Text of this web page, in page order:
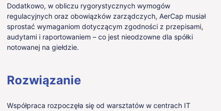
Dodatkowo, w obliczu rygorystycznych wymogów
regulacyjnych oraz obowiązków zarządczych, AerCap musiał
sprostać wymaganiom dotyczącym zgodności z przepisami,
audytami i raportowaniem – co jest nieodzowne dla spółki
notowanej na giełdzie.
Rozwiązanie
Współpraca rozpoczęła się od warsztatów w centrach IT